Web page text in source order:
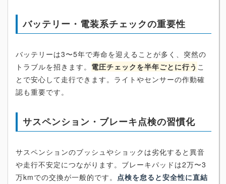
バッテリー・電装系チェックの重要性
バッテリーは3〜5年で寿命を迎えることが多く、突然の
トラブルを招きます。 電圧チェックを半年ごとに行う こ
とで安心して走行できます。ライトやセンサーの作動確
認も重要です。
サスペンション・ブレーキ点検の習慣化
サスペンションのブッシュやショックは劣化すると異音
や走行不安定につながります。ブレーキパッドは2万〜3
万kmでの交換が一般的です。 点検を怠ると安全性に直結